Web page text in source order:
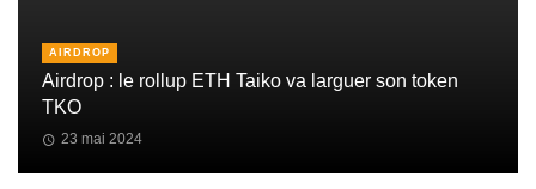
AIRDROP
Airdrop : le rollup ETH Taiko va larguer son token
TKO
23 mai 2024